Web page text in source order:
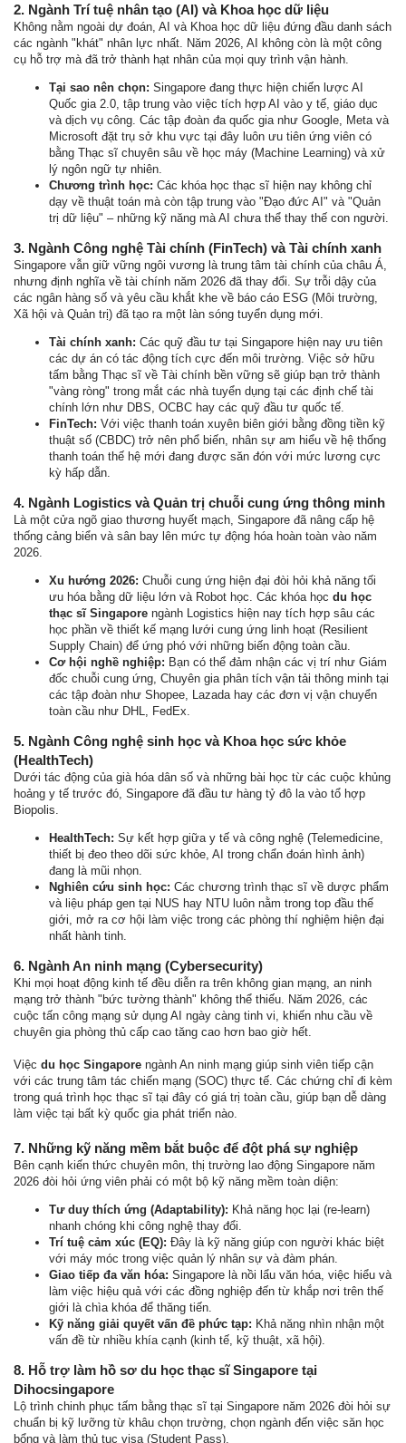
2. Ngành Trí tuệ nhân tạo (AI) và Khoa học dữ liệu
Không nằm ngoài dự đoán, AI và Khoa học dữ liệu đứng đầu danh sách
các ngành "khát" nhân lực nhất. Năm 2026, AI không còn là một công
cụ hỗ trợ mà đã trở thành hạt nhân của mọi quy trình vận hành.
Tại sao nên chọn: Singapore đang thực hiện chiến lược AI
Quốc gia 2.0, tập trung vào việc tích hợp AI vào y tế, giáo dục
và dịch vụ công. Các tập đoàn đa quốc gia như Google, Meta và
Microsoft đặt trụ sở khu vực tại đây luôn ưu tiên ứng viên có
bằng Thạc sĩ chuyên sâu về học máy (Machine Learning) và xử
lý ngôn ngữ tự nhiên.
Chương trình học: Các khóa học thạc sĩ hiện nay không chỉ
dạy về thuật toán mà còn tập trung vào "Đạo đức AI" và "Quản
trị dữ liệu" – những kỹ năng mà AI chưa thể thay thế con người.
3. Ngành Công nghệ Tài chính (FinTech) và Tài chính xanh
Singapore vẫn giữ vững ngôi vương là trung tâm tài chính của châu Á,
nhưng định nghĩa về tài chính năm 2026 đã thay đổi. Sự trỗi dậy của
các ngân hàng số và yêu cầu khắt khe về báo cáo ESG (Môi trường,
Xã hội và Quản trị) đã tạo ra một làn sóng tuyển dụng mới.
Tài chính xanh: Các quỹ đầu tư tại Singapore hiện nay ưu tiên
các dự án có tác động tích cực đến môi trường. Việc sở hữu
tấm bằng Thạc sĩ về Tài chính bền vững sẽ giúp bạn trở thành
"vàng ròng" trong mắt các nhà tuyển dụng tại các định chế tài
chính lớn như DBS, OCBC hay các quỹ đầu tư quốc tế.
FinTech: Với việc thanh toán xuyên biên giới bằng đồng tiền kỹ
thuật số (CBDC) trở nên phổ biến, nhân sự am hiểu về hệ thống
thanh toán thế hệ mới đang được săn đón với mức lương cực
kỳ hấp dẫn.
4. Ngành Logistics và Quản trị chuỗi cung ứng thông minh
Là một cửa ngõ giao thương huyết mạch, Singapore đã nâng cấp hệ
thống cảng biển và sân bay lên mức tự động hóa hoàn toàn vào năm
2026.
Xu hướng 2026: Chuỗi cung ứng hiện đại đòi hỏi khả năng tối
ưu hóa bằng dữ liệu lớn và Robot học. Các khóa học du học
thạc sĩ Singapore ngành Logistics hiện nay tích hợp sâu các
học phần về thiết kế mạng lưới cung ứng linh hoạt (Resilient
Supply Chain) để ứng phó với những biến động toàn cầu.
Cơ hội nghề nghiệp: Bạn có thể đảm nhận các vị trí như Giám
đốc chuỗi cung ứng, Chuyên gia phân tích vận tải thông minh tại
các tập đoàn như Shopee, Lazada hay các đơn vị vận chuyển
toàn cầu như DHL, FedEx.
5. Ngành Công nghệ sinh học và Khoa học sức khỏe
(HealthTech)
Dưới tác động của già hóa dân số và những bài học từ các cuộc khủng
hoảng y tế trước đó, Singapore đã đầu tư hàng tỷ đô la vào tổ hợp
Biopolis.
HealthTech: Sự kết hợp giữa y tế và công nghệ (Telemedicine,
thiết bị đeo theo dõi sức khỏe, AI trong chẩn đoán hình ảnh)
đang là mũi nhọn.
Nghiên cứu sinh học: Các chương trình thạc sĩ về dược phẩm
và liệu pháp gen tại NUS hay NTU luôn nằm trong top đầu thế
giới, mở ra cơ hội làm việc trong các phòng thí nghiệm hiện đại
nhất hành tinh.
6. Ngành An ninh mạng (Cybersecurity)
Khi mọi hoạt động kinh tế đều diễn ra trên không gian mạng, an ninh
mạng trở thành "bức tường thành" không thể thiếu. Năm 2026, các
cuộc tấn công mạng sử dụng AI ngày càng tinh vi, khiến nhu cầu về
chuyên gia phòng thủ cấp cao tăng cao hơn bao giờ hết.
Việc du học Singapore ngành An ninh mạng giúp sinh viên tiếp cận
với các trung tâm tác chiến mạng (SOC) thực tế. Các chứng chỉ đi kèm
trong quá trình học thạc sĩ tại đây có giá trị toàn cầu, giúp bạn dễ dàng
làm việc tại bất kỳ quốc gia phát triển nào.
7. Những kỹ năng mềm bắt buộc để đột phá sự nghiệp
Bên cạnh kiến thức chuyên môn, thị trường lao động Singapore năm
2026 đòi hỏi ứng viên phải có một bộ kỹ năng mềm toàn diện:
Tư duy thích ứng (Adaptability): Khả năng học lại (re-learn)
nhanh chóng khi công nghệ thay đổi.
Trí tuệ cảm xúc (EQ): Đây là kỹ năng giúp con người khác biệt
với máy móc trong việc quản lý nhân sự và đàm phán.
Giao tiếp đa văn hóa: Singapore là nồi lẩu văn hóa, việc hiểu và
làm việc hiệu quả với các đồng nghiệp đến từ khắp nơi trên thế
giới là chìa khóa để thăng tiến.
Kỹ năng giải quyết vấn đề phức tạp: Khả năng nhìn nhận một
vấn đề từ nhiều khía cạnh (kinh tế, kỹ thuật, xã hội).
8. Hỗ trợ làm hồ sơ du học thạc sĩ Singapore tại
Dihocsingapore
Lộ trình chinh phục tấm bằng thạc sĩ tại Singapore năm 2026 đòi hỏi sự
chuẩn bị kỹ lưỡng từ khâu chọn trường, chọn ngành đến việc săn học
bổng và làm thủ tục visa (Student Pass).